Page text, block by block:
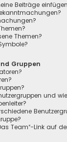
Beiträge
Themen?
Gruppen
und
Team“-Link auf